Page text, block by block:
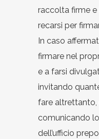
raccolta firme e
recarsi per
In caso
firmare nel
e a farsi
invitando
fare
comunicando
dell’ufficio